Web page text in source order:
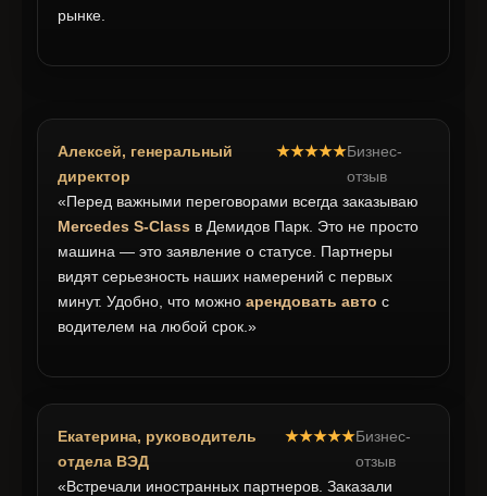
рынке.
Алексей, генеральный
директор
★★★★★Бизнес-
отзыв
«Перед важными переговорами всегда заказываю
Mercedes S-Class в Демидов Парк. Это не просто
машина — это заявление о статусе. Партнеры
видят серьезность наших намерений с первых
минут. Удобно, что можно арендовать авто с
водителем на любой срок.»
Екатерина, руководитель
отдела ВЭД
★★★★★Бизнес-
отзыв
«Встречали иностранных партнеров. Заказали